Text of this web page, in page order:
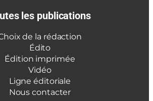
les publications
de la rédaction
Édito
Édition imprimée
Vidéo
Ligne éditoriale
Nous contacter